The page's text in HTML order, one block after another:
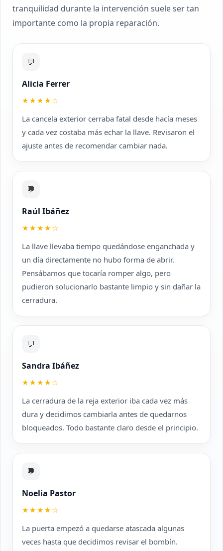
tranquilidad durante la intervención suele ser tan
importante como la propia reparación.
💬
Alicia Ferrer
★★★★☆
La cancela exterior cerraba fatal desde hacía meses
y cada vez costaba más echar la llave. Revisaron el
ajuste antes de recomendar cambiar nada.
💬
Raúl Ibáñez
★★★★☆
La llave llevaba tiempo quedándose enganchada y
un día directamente no hubo forma de abrir.
Pensábamos que tocaría romper algo, pero
pudieron solucionarlo bastante limpio y sin dañar la
cerradura.
💬
Sandra Ibáñez
★★★★☆
La cerradura de la reja exterior iba cada vez más
dura y decidimos cambiarla antes de quedarnos
bloqueados. Todo bastante claro desde el principio.
💬
Noelia Pastor
★★★★☆
La puerta empezó a quedarse atascada algunas
veces hasta que decidimos revisar el bombín.